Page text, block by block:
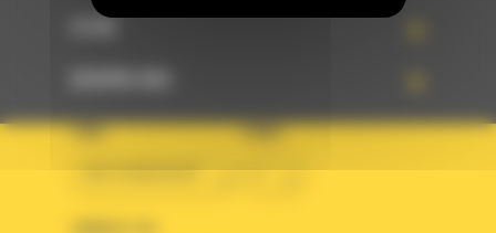
TARA
BM ROMANIAN
LIMBA
ro